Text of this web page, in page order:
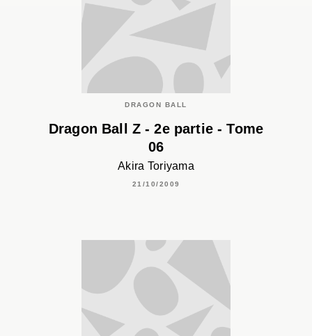
DRAGON BALL
Dragon Ball Z - 2e partie - Tome
06
Akira Toriyama
21/10/2009